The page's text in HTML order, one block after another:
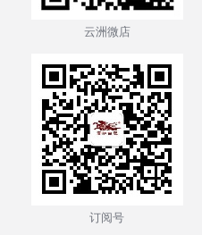
云洲微店
订阅号